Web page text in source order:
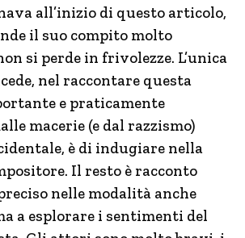
all’inizio di questo articolo,
il suo compito molto
si perde in frivolezze. L’unica
nel raccontare questa
e praticamente
macerie (e dal razzismo)
è di indugiare nella
Il resto è racconto
nelle modalità anche
a esplorare i sentimenti del